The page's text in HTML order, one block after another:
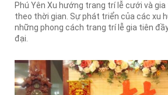
Phú Yên Xu hướng trang trí lễ cưới và
theo thời gian. Sự phát triển của các xu
những phong cách trang trí lễ gia tiên
đại.